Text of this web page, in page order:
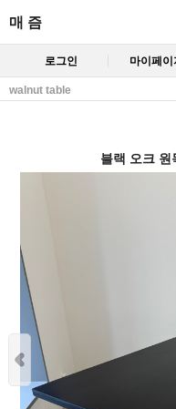
매 즘
로그인 마이페이
walnut table
블랙 오크 원